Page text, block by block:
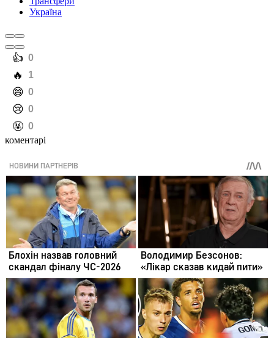
Україна
️👍 0
️🔥 1
️😄 0
️😢 0
️🤬 0
коментарі